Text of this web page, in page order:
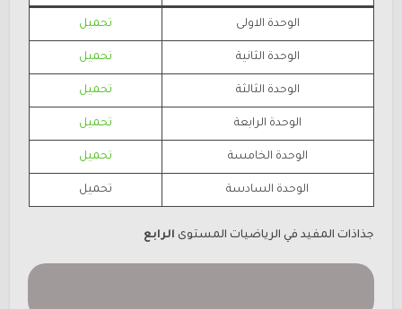
الوحدة الاولى تحميل
الوحدة الثانية تحميل
الوحدة الثالثة تحميل
الوحدة الرابعة تحميل
الوحدة الخامسة تحميل
الوحدة السادسة تحميل
جذاذات المفيد في الرياضيات المستوى الرابع